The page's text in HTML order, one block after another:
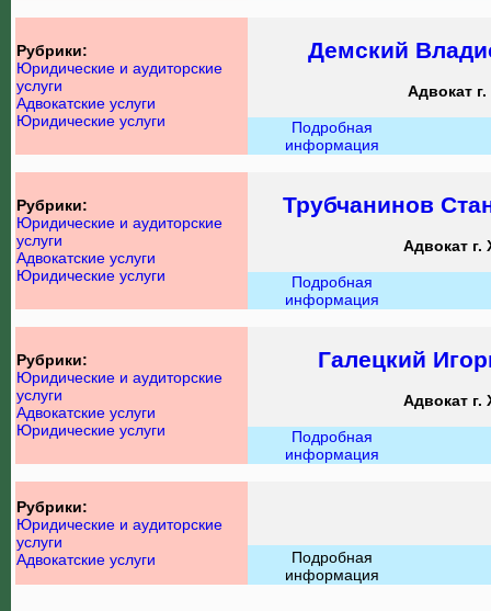
Рубрики:
Юридические и аудиторские
услуги
Адвокатские услуги
Юридические услуги
Демский
Адвокат
Подробная
информация
Рубрики:
Юридические и аудиторские
услуги
Адвокатские услуги
Юридические услуги
Трубчанинов
Адвокат г.
Подробная
информация
Рубрики:
Юридические и аудиторские
услуги
Адвокатские услуги
Юридические услуги
Галецкий
Адвокат г.
Подробная
информация
Рубрики:
Юридические и аудиторские
услуги
Адвокатские услуги
Подробная
информация